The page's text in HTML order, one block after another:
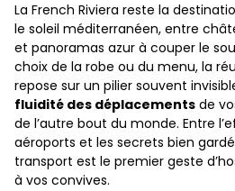
La French Riviera reste la
le soleil méditerranéen, entre
et panoramas azur à couper le
choix de la robe ou du menu, la
repose sur un pilier souvent
fluidité des déplacements de
de l’autre bout du monde. Entre
aéroports et les secrets bien
transport est le premier geste
à vos convives.